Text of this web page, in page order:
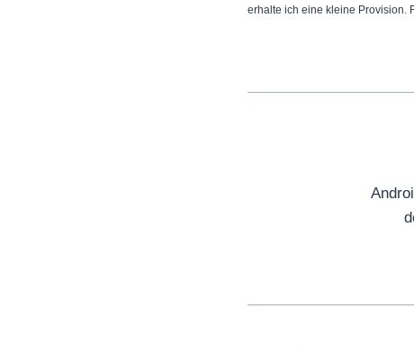
erhalte ich eine kleine Provision.